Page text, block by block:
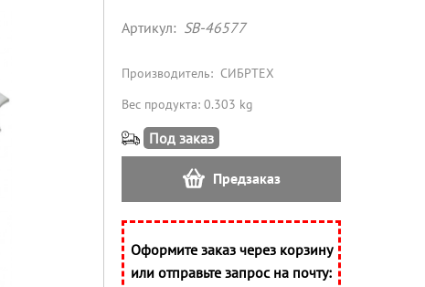
Артикул: SB-46577
Производитель: СИБРТЕХ
Вес продукта: 0.303 kg
Под заказ
Предзаказ
Оформите заказ через корзину
или отправьте запрос на почту: